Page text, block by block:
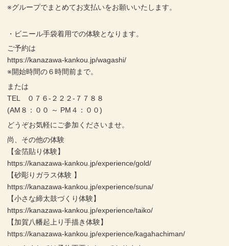
※グループでまとめてお支払いをお願いいたします。
・ビニール手袋着用での体験となります。
ご予約は
https://kanazawa-kankou.jp/wagashi/
※開始時間の６時間前まで。
または
TEL ０７６-２２２-７７８８
(AM８：００ ～ PM４：００)
どうぞお気軽にご参加くださいませ。
尚、その他の体験
【金箔貼り体験】
https://kanazawa-kankou.jp/experience/gold/
【砂彫りガラス体験 】
https://kanazawa-kankou.jp/experience/suna/
【小さな締太鼓づくり体験】
https://kanazawa-kankou.jp/experience/taiko/
【加賀八幡起上り手描き体験】
https://kanazawa-kankou.jp/experience/kagahachiman/